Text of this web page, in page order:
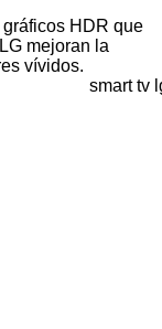
HDR que
mejoran la
vívidos.